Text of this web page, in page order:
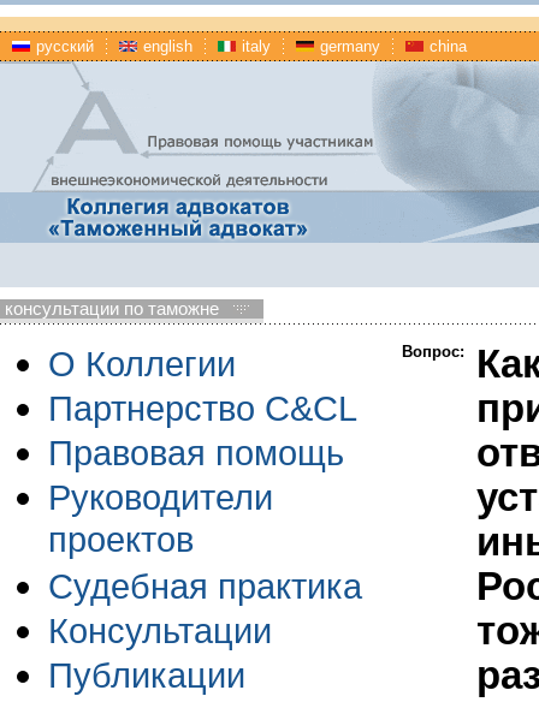
русский english italy germany china
консультации по таможне
О Коллегии
Партнерство C&CL
Правовая помощь
Руководители
проектов
Судебная практика
Консультации
Публикации
Вопрос: